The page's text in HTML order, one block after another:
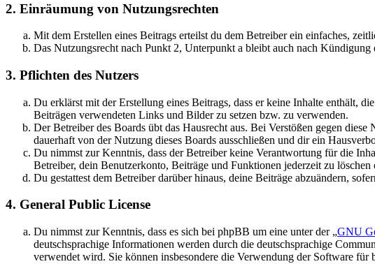
2. Einräumung von Nutzungsrechten
Mit dem Erstellen eines Beitrags erteilst du dem Betreiber ein einfaches,
Das Nutzungsrecht nach Punkt 2, Unterpunkt a bleibt auch nach Kündigung
3. Pflichten des Nutzers
Du erklärst mit der Erstellung eines Beitrags, dass er keine Inhalte enthält,
Beiträgen verwendeten Links und Bilder zu setzen bzw. zu verwenden.
Der Betreiber des Boards übt das Hausrecht aus. Bei Verstößen gegen
dauerhaft von der Nutzung dieses Boards ausschließen und dir ein
Du nimmst zur Kenntnis, dass der Betreiber keine Verantwortung für die
Betreiber, dein Benutzerkonto, Beiträge und Funktionen jederzeit zu löschen
Du gestattest dem Betreiber darüber hinaus, deine Beiträge abzuändern,
4. General Public License
Du nimmst zur Kenntnis, dass es sich bei phpBB um eine unter der „GNU
deutschsprachige Informationen werden durch die deutschsprachige
verwendet wird. Sie können insbesondere die Verwendung der Software